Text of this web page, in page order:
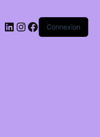
LinkedIn
Instagram
Facebook
Connexion